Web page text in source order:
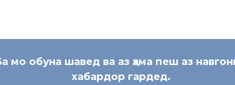
мо обуна шавед ва аз ҳама пеш аз
хабардор гардед.